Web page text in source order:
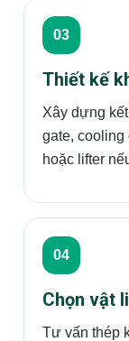
Thiết kế
Xây dựng
gate, cooling
hoặc lifter
Chọn vật
Tư vấn thép